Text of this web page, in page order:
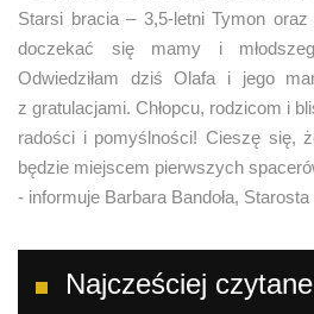
Starsi bracia – 3,5-letni Tymon
doczekać się mamy i
Odwiedziłam dziś Olafa i jego
z gratulacjami. Chłopcu, rodzicom i
radości i pomyślności! Cieszę się,
będzie miejscem pierwszych
- informuje Barbara Bandoła,
Najcześciej czytane